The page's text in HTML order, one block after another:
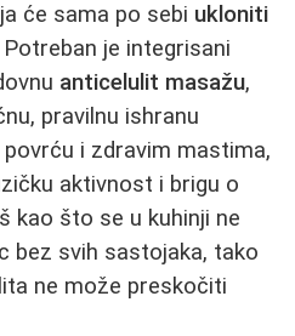
će sama po sebi ukloniti
je integrisani
anticelulit masažu,
pravilnu ishranu
i zdravim mastima,
aktivnost i brigu o
kao što se u kuhinji ne
bez svih sastojaka, tako
ne može preskočiti